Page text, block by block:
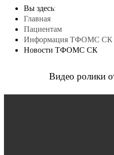
Вы здесь:
Главная
Пациентам
Информация ТФОМС СК
Новости ТФОМС СК
Видео